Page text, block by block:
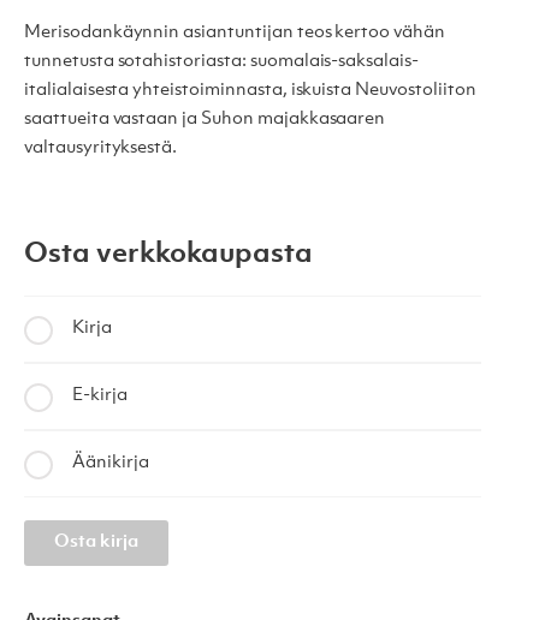
Merisodankäynnin asiantuntijan teos kertoo vähän
tunnetusta sotahistoriasta: suomalais-saksalais-
italialaisesta yhteistoiminnasta, iskuista Neuvostoliiton
saattueita vastaan ja Suhon majakkasaaren
valtausyrityksestä.
Osta verkkokaupasta
Kirja
E-kirja
Äänikirja
Osta kirja